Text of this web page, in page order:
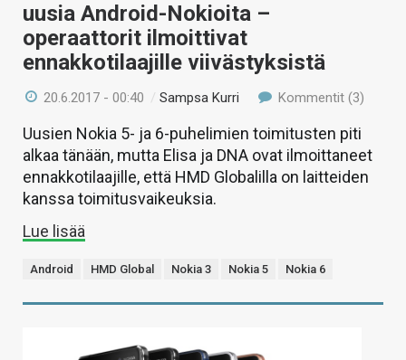
uusia Android-Nokioita –
operaattorit ilmoittivat
ennakkotilaajille viivästyksistä
20.6.2017 - 00:40 /Sampsa Kurri Kommentit (3)
Uusien Nokia 5- ja 6-puhelimien toimitusten piti
alkaa tänään, mutta Elisa ja DNA ovat ilmoittaneet
ennakkotilaajille, että HMD Globalilla on laitteiden
kanssa toimitusvaikeuksia.
Lue lisää
Android HMD Global Nokia 3 Nokia 5 Nokia 6